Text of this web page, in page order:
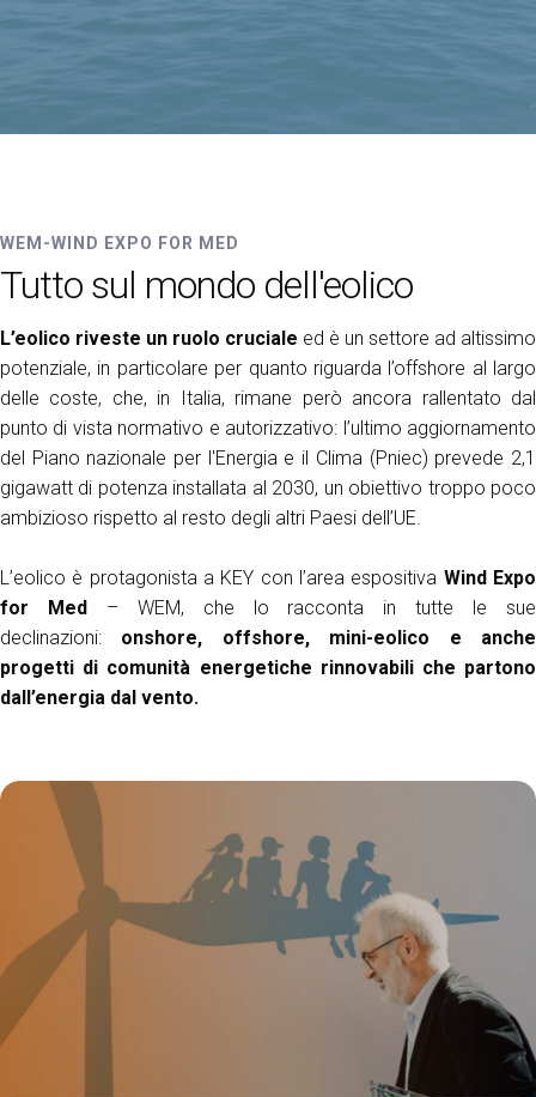
Prenota il tuo spazio
ESPONI A KEY27 arrow_circle_right
AREA RISERVATA VISITATORI
person
WEM-WIND EXPO FOR MED
Tutto sul mondo dell'eolico
L’eolico riveste un ruolo cruciale ed è un settore ad altissimo
potenziale, in particolare per quanto riguarda l’offshore al largo
delle coste, che, in Italia, rimane però ancora rallentato dal
punto di vista normativo e autorizzativo: l’ultimo aggiornamento
del Piano nazionale per l'Energia e il Clima (Pniec) prevede 2,1
gigawatt di potenza installata al 2030, un obiettivo troppo poco
ambizioso rispetto al resto degli altri Paesi dell’UE.
L’eolico è protagonista a KEY con l’area espositiva Wind Expo
for Med– WEM, che lo racconta in tutte le sue
declinazioni: onshore, offshore, mini-eolico e anche
progetti di comunità energetiche rinnovabili che partono
dall’energia dal vento.